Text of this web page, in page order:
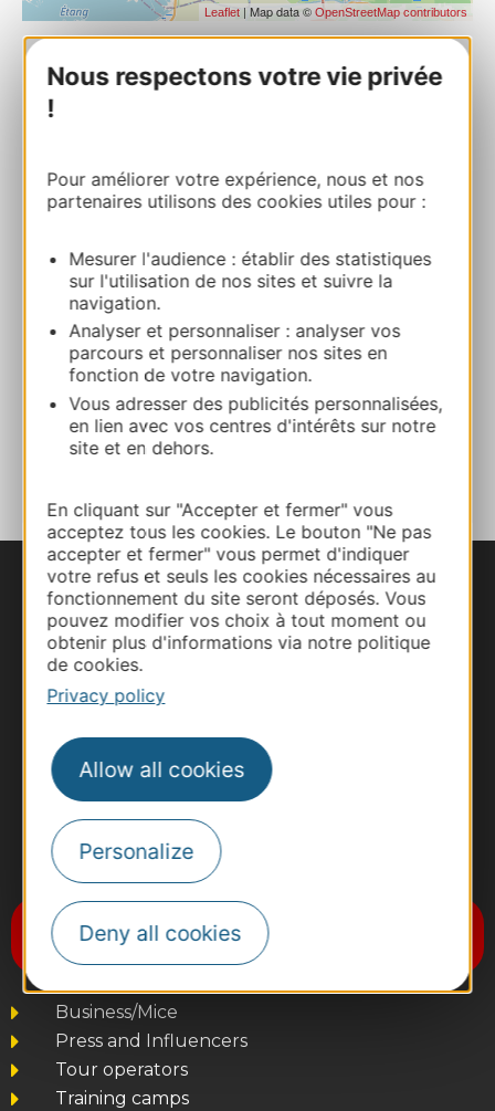
Nous respectons votre vie privée
!
Pour améliorer votre expérience, nous et nos
partenaires utilisons des cookies utiles pour :
Mesurer l'audience : établir des statistiques
sur l'utilisation de nos sites et suivre la
navigation.
Analyser et personnaliser : analyser vos
parcours et personnaliser nos sites en
fonction de votre navigation.
Vous adresser des publicités personnalisées,
en lien avec vos centres d'intérêts sur notre
site et en dehors.
En cliquant sur "Accepter et fermer" vous
acceptez tous les cookies. Le bouton "Ne pas
accepter et fermer" vous permet d'indiquer
votre refus et seuls les cookies nécessaires au
fonctionnement du site seront déposés. Vous
pouvez modifier vos choix à tout moment ou
obtenir plus d'informations via notre politique
de cookies.
Privacy policy
Allow all cookies
Personalize
Deny all cookies
Leaflet | Map data © OpenStreetMap contributors
LUNEL BIKE CLUB SPORTIF
Website
Facebook
ADD TO FAVORITES
#VoyageOccitanie
Subscribe to the newsletter
Destination Occitanie
Business/Mice
Press and Influencers
Tour operators
Training camps